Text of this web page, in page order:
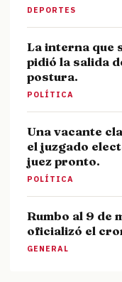
DEPORTES
La interna que
pidió la salida
postura.
POLÍTICA
Una vacante
el juzgado
juez pronto.
POLÍTICA
Rumbo al 9 de
oficializó el
GENERAL